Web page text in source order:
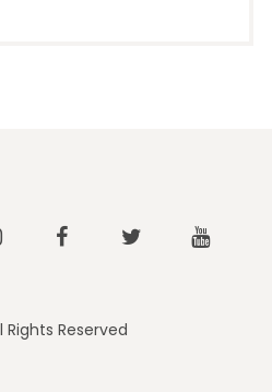
Instagram Facebook Twitter
Rights Reserved